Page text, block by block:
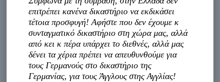
επιτρέπει κανένα δικαστήριο να εκδικάσει
τέτοια προσφυγή! Αφήστε που δεν έχουμε κ
συνταγματικό δικαστήριο στη χώρα μας, αλλά
από κει κ πέρα υπάρχει το διεθνές, αλλά μας
δένει τα χέρια πρέπει να απευθυνθούμε για
τους Γερμανούς στο δικαστήριο της
Γερμανίας, για τους Άγγλους στης Αγγλίας!